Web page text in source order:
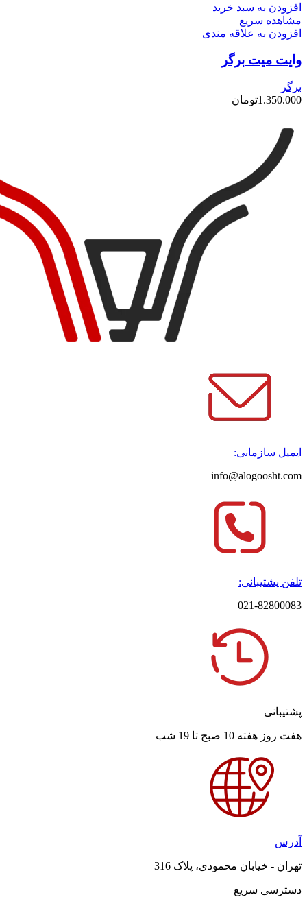
افزودن به سبد خرید
مشاهده سریع
افزودن به علاقه مندی
وایت میت برگر
برگر
1.350.000تومان
ایمیل سازمانی:
info@alogoosht.com
تلفن پشتیبانی:
021-82800083
پشتیبانی
هفت روز هفته 10 صبح تا 19 شب
آدرس
تهران - خیابان محمودی، پلاک 316
دسترسی سریع